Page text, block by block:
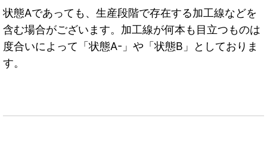
状態Aであっても、生産段階で存在する加工線などを
含む場合がございます。加工線が何本も目立つものは
度合いによって「状態A-」や「状態B」としておりま
す。